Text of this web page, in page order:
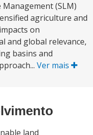
(SLM)
agriculture and
on
and global relevance,
basins and
Ver mais
land